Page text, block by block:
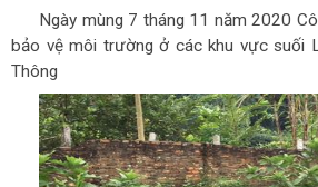
Ngày mùng 7 tháng 11 năm 2020
bảo vệ môi trường ở các khu vực suối
Thông